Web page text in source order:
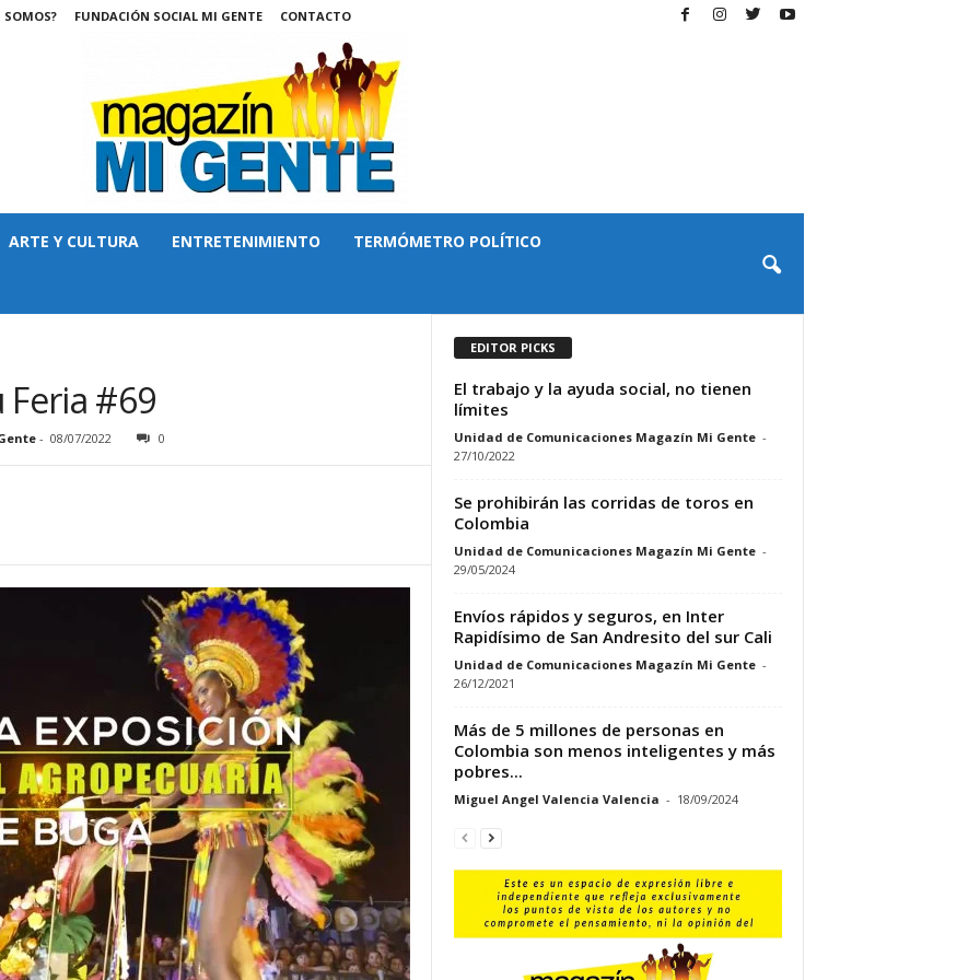
SOMOS? FUNDACIÓN SOCIAL MI GENTE CONTACTO
ARTE Y CULTURA ENTRETENIMIENTO TERMÓMETRO POLÍTICO
#69
- 08/07/2022 0
EDITOR PICKS
El trabajo y la ayuda social, no tienen
límites
Unidad de Comunicaciones Magazín Mi Gente -
27/10/2022
Se prohibirán las corridas de toros en
Colombia
Unidad de Comunicaciones Magazín Mi Gente -
29/05/2024
Envíos rápidos y seguros, en Inter
Rapidísimo de San Andresito del sur Cali
Unidad de Comunicaciones Magazín Mi Gente -
26/12/2021
Más de 5 millones de personas en
Colombia son menos inteligentes y más
pobres...
Miguel Angel Valencia Valencia - 18/09/2024